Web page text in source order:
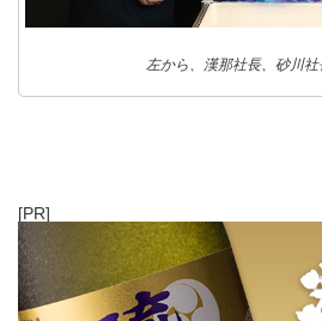
左から、漢那社長、砂川
[PR]